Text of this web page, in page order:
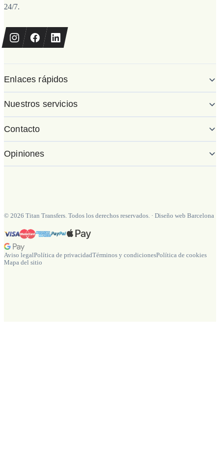
24/7.
Enlaces rápidos
Nuestros servicios
Contacto
Opiniones
© 2026 Titan Transfers. Todos los derechos reservados. · Diseño web Barcelona
Aviso legalPolítica de privacidadTérminos y condicionesPolítica de cookies
Mapa del sitio